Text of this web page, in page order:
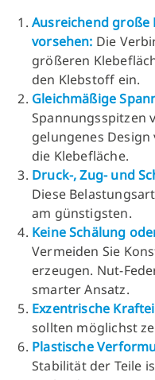
Ausreichend große
vorsehen: Die
größeren
den Klebstoff ein.
Gleichmäßige
Spannungsspitzen
gelungenes
die Klebefläche.
Druck-, Zug- und
Diese
am günstigsten.
Keine Schälung
Vermeiden Sie
erzeugen. Nut-
smarter Ansatz.
Exzentrische
sollten möglichst
Plastische
Stabilität der Teile